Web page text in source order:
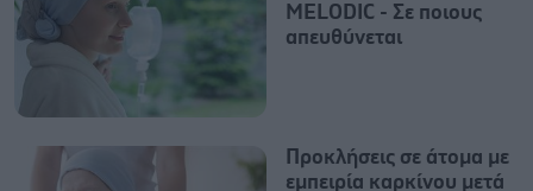
MELODIC - Σε ποιους
απευθύνεται
Προκλήσεις σε άτομα με
εμπειρία καρκίνου μετά